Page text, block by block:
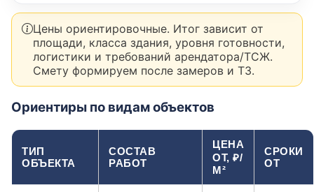
Цены ориентировочные. Итог зависит от
площади, класса здания, уровня готовности,
логистики и требований арендатора/ТСЖ.
Смету формируем после замеров и ТЗ.
Ориентиры по видам объектов
ТИП
ОБЪЕКТА
СОСТАВ
РАБОТ
ЦЕНА
ОТ, ₽/
М²
СРОКИ
ОТ